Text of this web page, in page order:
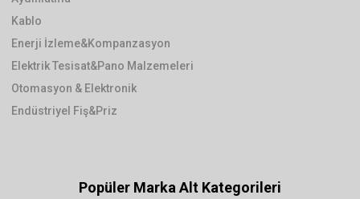
Kablo
Enerji İzleme&Kompanzasyon
Elektrik Tesisat&Pano Malzemeleri
Otomasyon & Elektronik
Endüstriyel Fiş&Priz
Popüler Marka Alt Kategorileri